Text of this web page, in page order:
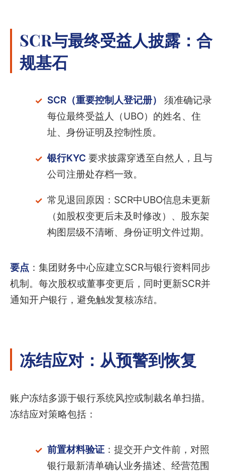
SCR与最终受益人披露：合
规基石
SCR（重要控制人登记册）
须准确记录
每位最终受益人（UBO）的姓名、住
址、身份证明及控制性质。
银行KYC 要求披露穿透至自然人，且与
公司注册处存档一致。
常见退回原因：SCR中UBO信息未更新
（如股权变更后未及时修改）、股东架
构图层级不清晰、身份证明文件过期。
要点 ：集团财务中心应建立SCR与银行资料同步
机制。每次股权或董事变更后，同时更新SCR并
通知开户银行，避免触发复核冻结。
冻结应对：从预警到恢复
账户冻结多源于银行系统风控或制裁名单扫描。
冻结应对策略包括：
前置材料验证：提交开户文件前，对照
银行最新清单确认业务描述、经营范围